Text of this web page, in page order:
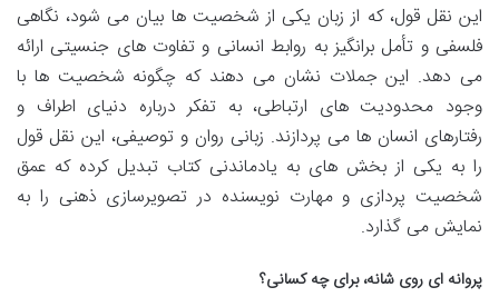
این نقل قول، که از زبان یکی از شخصیت ها بیان می شود، نگاهی
فلسفی و تأمل برانگیز به روابط انسانی و تفاوت های جنسیتی ارائه
می دهد. این جملات نشان می دهند که چگونه شخصیت ها با
وجود محدودیت های ارتباطی، به تفکر درباره دنیای اطراف و
رفتارهای انسان ها می پردازند. زبانی روان و توصیفی، این نقل قول
را به یکی از بخش های به یادماندنی کتاب تبدیل کرده که عمق
شخصیت پردازی و مهارت نویسنده در تصویرسازی ذهنی را به
نمایش می گذارد.
پروانه ای روی شانه، برای چه کسانی؟